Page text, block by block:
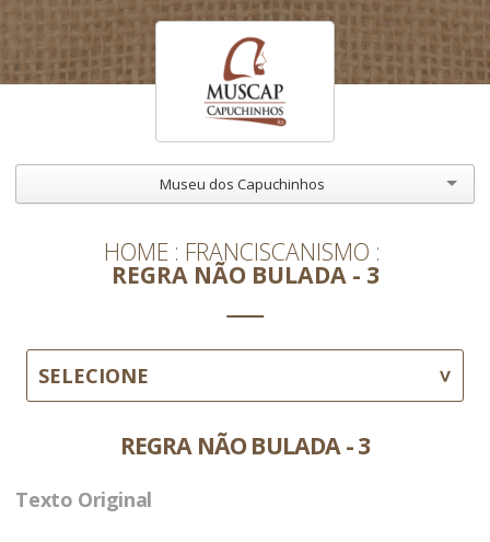
Museu dos Capuchinhos
HOME FRANCISCANISMO
REGRA NÃO BULADA - 3
SELECIONE
REGRA NÃO BULADA - 3
Texto Original